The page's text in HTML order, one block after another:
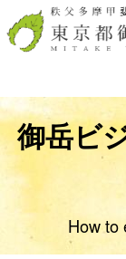
御岳ビ
How to